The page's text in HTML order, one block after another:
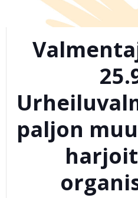
paljon